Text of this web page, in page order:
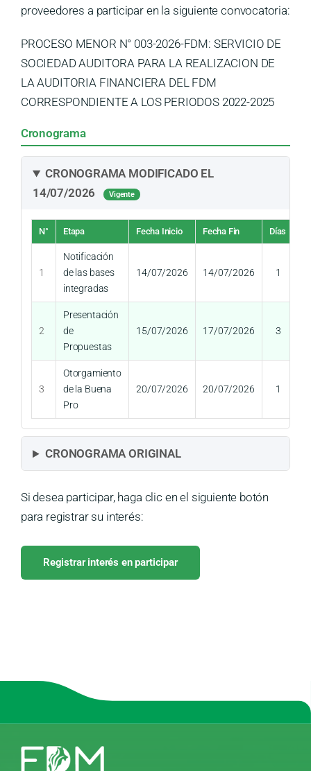
proveedores a participar en la siguiente convocatoria:
PROCESO MENOR N° 003-2026-FDM: SERVICIO DE
SOCIEDAD AUDITORA PARA LA REALIZACION DE
LA AUDITORIA FINANCIERA DEL FDM
CORRESPONDIENTE A LOS PERIODOS 2022-2025
Cronograma
CRONOGRAMA MODIFICADO EL
14/07/2026
Vigente
N° Etapa Fecha Inicio Fecha Fin Días
1
Notificación
de las bases
integradas
14/07/2026 14/07/2026 1
2
Presentación
de
Propuestas
15/07/2026 17/07/2026 3
3
Otorgamiento
de la Buena
Pro
20/07/2026 20/07/2026 1
CRONOGRAMA ORIGINAL
Si desea participar, haga clic en el siguiente botón
para registrar su interés:
Registrar interés en participar